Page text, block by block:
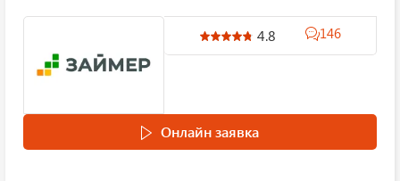
4.8 146
Онлайн заявка